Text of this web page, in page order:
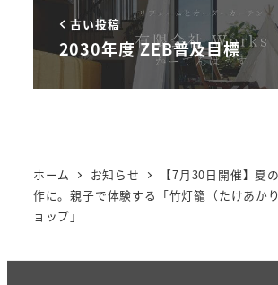
古い投稿
2030年度 ZEB普及目標
ホーム お知らせ
【7月30日開催】夏
作に。親子で体験する「竹灯籠（たけあか
ョップ」